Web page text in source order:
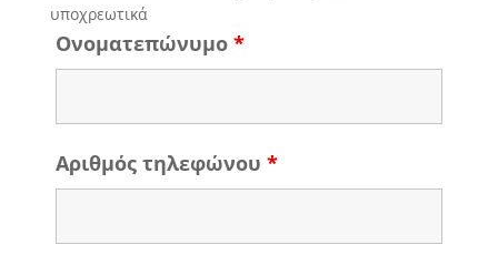
υποχρεωτικά
Ονοματεπώνυμο *
Αριθμός τηλεφώνου *